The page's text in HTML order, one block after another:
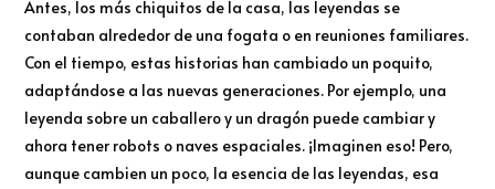
Antes, los más chiquitos de la casa, las leyendas se
contaban alrededor de una fogata o en reuniones familiares.
Con el tiempo, estas historias han cambiado un poquito,
adaptándose a las nuevas generaciones. Por ejemplo, una
leyenda sobre un caballero y un dragón puede cambiar y
ahora tener robots o naves espaciales. ¡Imaginen eso! Pero,
aunque cambien un poco, la esencia de las leyendas, esa